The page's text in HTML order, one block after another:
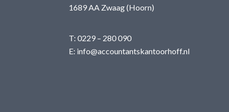
1689 AA Zwaag (Hoorn)
T: 0229 – 280 090
E: info@accountantskantoorhoff.nl